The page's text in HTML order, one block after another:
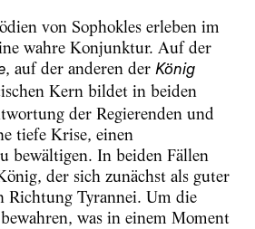
von Sophokles erleben im
wahre Konjunktur. Auf der
, auf der anderen der König
Kern bildet in beiden
der Regierenden und
tiefe Krise, einen
bewältigen. In beiden Fällen
der sich zunächst als guter
Richtung Tyrannei. Um die
was in einem Moment